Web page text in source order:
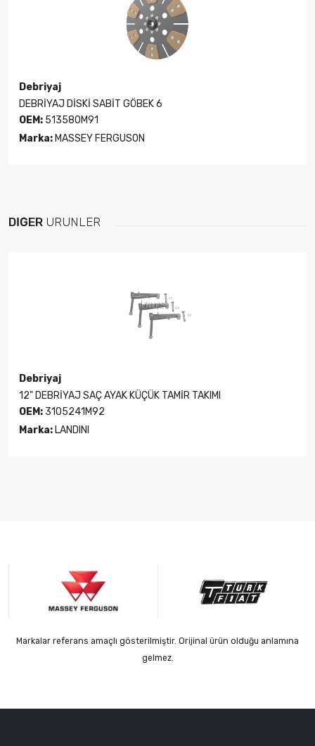
Debriyaj
DEBRİYAJ DİSKİ SABİT GÖBEK 6
OEM: 513580M91
Marka: MASSEY FERGUSON
DIĞER ÜRÜNLER
Debriyaj
12" DEBRİYAJ SAÇ AYAK KÜÇÜK TAMİR TAKIMI
OEM: 3105241M92
Marka: LANDINI
Markalar referans amaçlı gösterilmiştir. Orijinal ürün olduğu anlamına
gelmez.